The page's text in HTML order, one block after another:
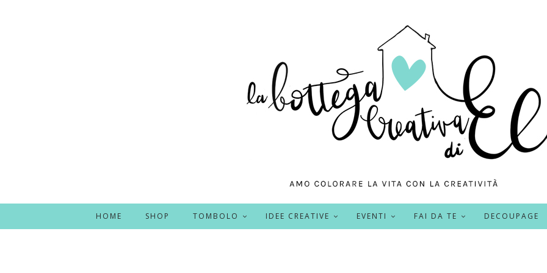
HOME SHOP TOMBOLO IDEE CREATIVE EVENTI FAI DA TE DECOUPAGE